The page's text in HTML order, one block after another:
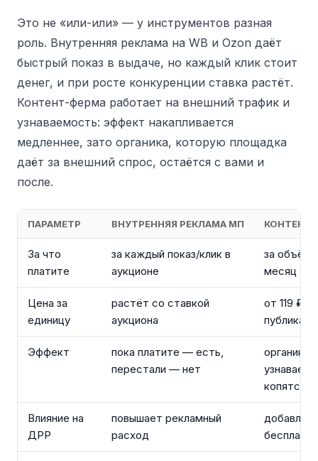
Это не «или-или» — у инструментов разная
роль. Внутренняя реклама на WB и Ozon даёт
быстрый показ в выдаче, но каждый клик стоит
денег, и при росте конкуренции ставка растёт.
Контент-ферма работает на внешний трафик и
узнаваемость: эффект накапливается
медленнее, зато органика, которую площадка
даёт за внешний спрос, остаётся с вами и
после.
ПАРАМЕТР ВНУТРЕННЯЯ РЕКЛАМА МП
За что
платите
за каждый показ/клик в
аукционе
за объём
месяц
Цена за
единицу
растёт со ставкой
аукциона
от 119 ₽ за
Эффект
пока платите — есть,
перестали — нет
органика и
копятся
Влияние на
ДРР
повышает рекламный
расход